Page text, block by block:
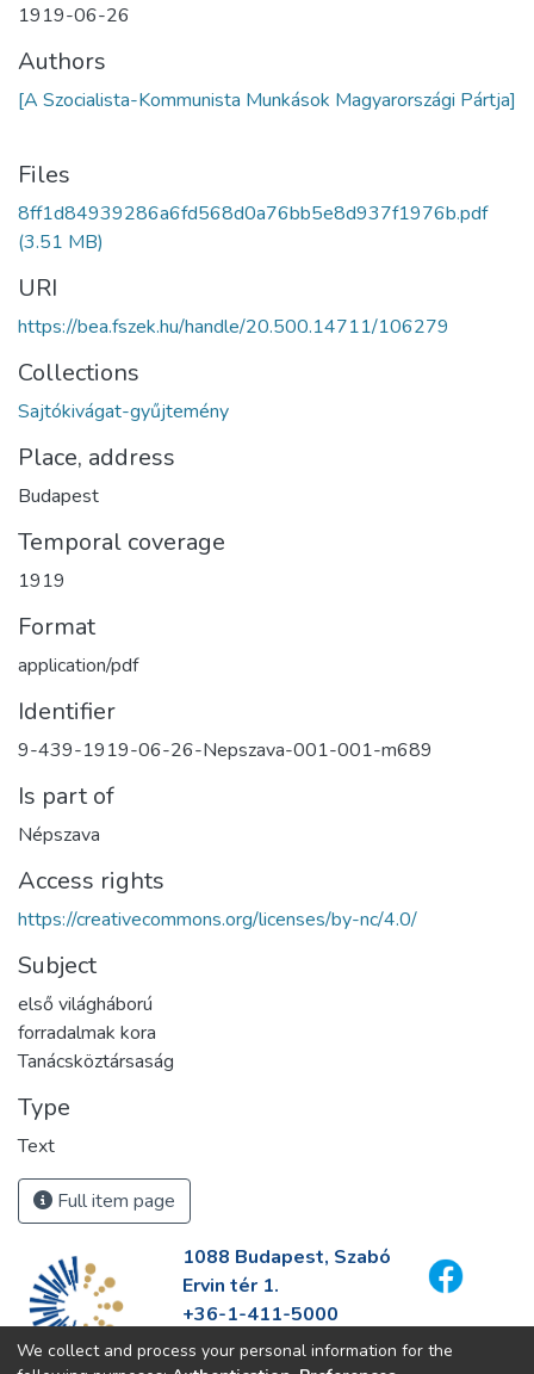
1919-06-26
Authors
[A Szocialista-Kommunista Munkások Magyarországi Pártja]
Files
8ff1d84939286a6fd568d0a76bb5e8d937f1976b.pdf
(3.51 MB)
URI
https://bea.fszek.hu/handle/20.500.14711/106279
Collections
Sajtókivágat-gyűjtemény
Place, address
Budapest
Temporal coverage
1919
Format
application/pdf
Identifier
9-439-1919-06-26-Nepszava-001-001-m689
Is part of
Népszava
Access rights
https://creativecommons.org/licenses/by-nc/4.0/
Subject
első világháború
forradalmak kora
Tanácsköztársaság
Type
Text
Full item page
1088 Budapest, Szabó
Ervin tér 1.
+36-1-411-5000
info@fszek.hu
We collect and process your personal information for the